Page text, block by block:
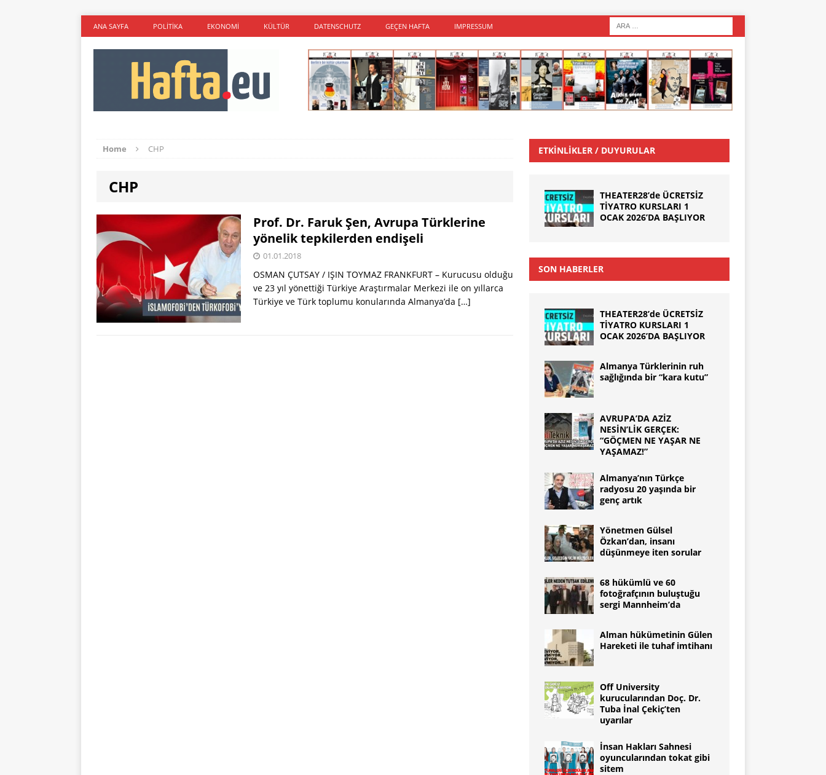
ANA SAYFA POLITIKA EKONOMI KÜLTÜR DATENSCHUTZ GEÇEN HAFTA IMPRESSUM
Home CHP
CHP
Prof. Dr. Faruk Şen, Avrupa Türklerine
yönelik tepkilerden endişeli
01.01.2018
OSMAN ÇUTSAY / IŞIN TOYMAZ FRANKFURT – Kurucusu olduğu
ve 23 yıl yönettiği Türkiye Araştırmalar Merkezi ile on yıllarca
Türkiye ve Türk toplumu konularında Almanya’da […]
ETKINLIKLER / DUYURULAR
THEATER28’de ÜCRETSİZ
TİYATRO KURSLARI 1
OCAK 2026’DA BAŞLIYOR
SON HABERLER
THEATER28’de ÜCRETSİZ
TİYATRO KURSLARI 1
OCAK 2026’DA BAŞLIYOR
Almanya Türklerinin ruh
sağlığında bir “kara kutu”
AVRUPA’DA AZİZ
NESİN’LİK GERÇEK:
“GÖÇMEN NE YAŞAR NE
YAŞAMAZ!”
Almanya’nın Türkçe
radyosu 20 yaşında bir
genç artık
Yönetmen Gülsel
Özkan’dan, insanı
düşünmeye iten sorular
68 hükümlü ve 60
fotoğrafçının buluştuğu
sergi Mannheim’da
Alman hükümetinin Gülen
Hareketi ile tuhaf imtihanı
Off University
kurucularından Doç. Dr.
Tuba İnal Çekiç’ten
uyarılar
İnsan Hakları Sahnesi
oyuncularından tokat gibi
sitem